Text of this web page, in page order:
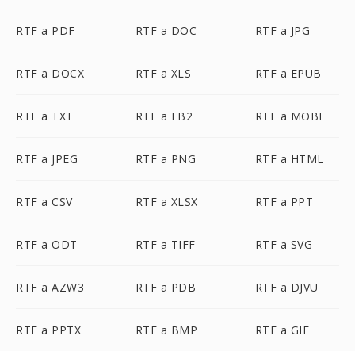
RTF a PDF RTF a DOC RTF a JPG
RTF a DOCX RTF a XLS RTF a EPUB
RTF a TXT RTF a FB2 RTF a MOBI
RTF a JPEG RTF a PNG RTF a HTML
RTF a CSV RTF a XLSX RTF a PPT
RTF a ODT RTF a TIFF RTF a SVG
RTF a AZW3 RTF a PDB RTF a DJVU
RTF a PPTX RTF a BMP RTF a GIF